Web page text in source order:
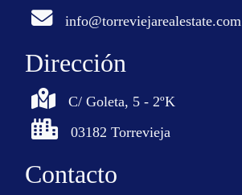
info@torreviejarealestate.com
Dirección
C/ Goleta, 5 - 2ºK
03182 Torrevieja
Contacto